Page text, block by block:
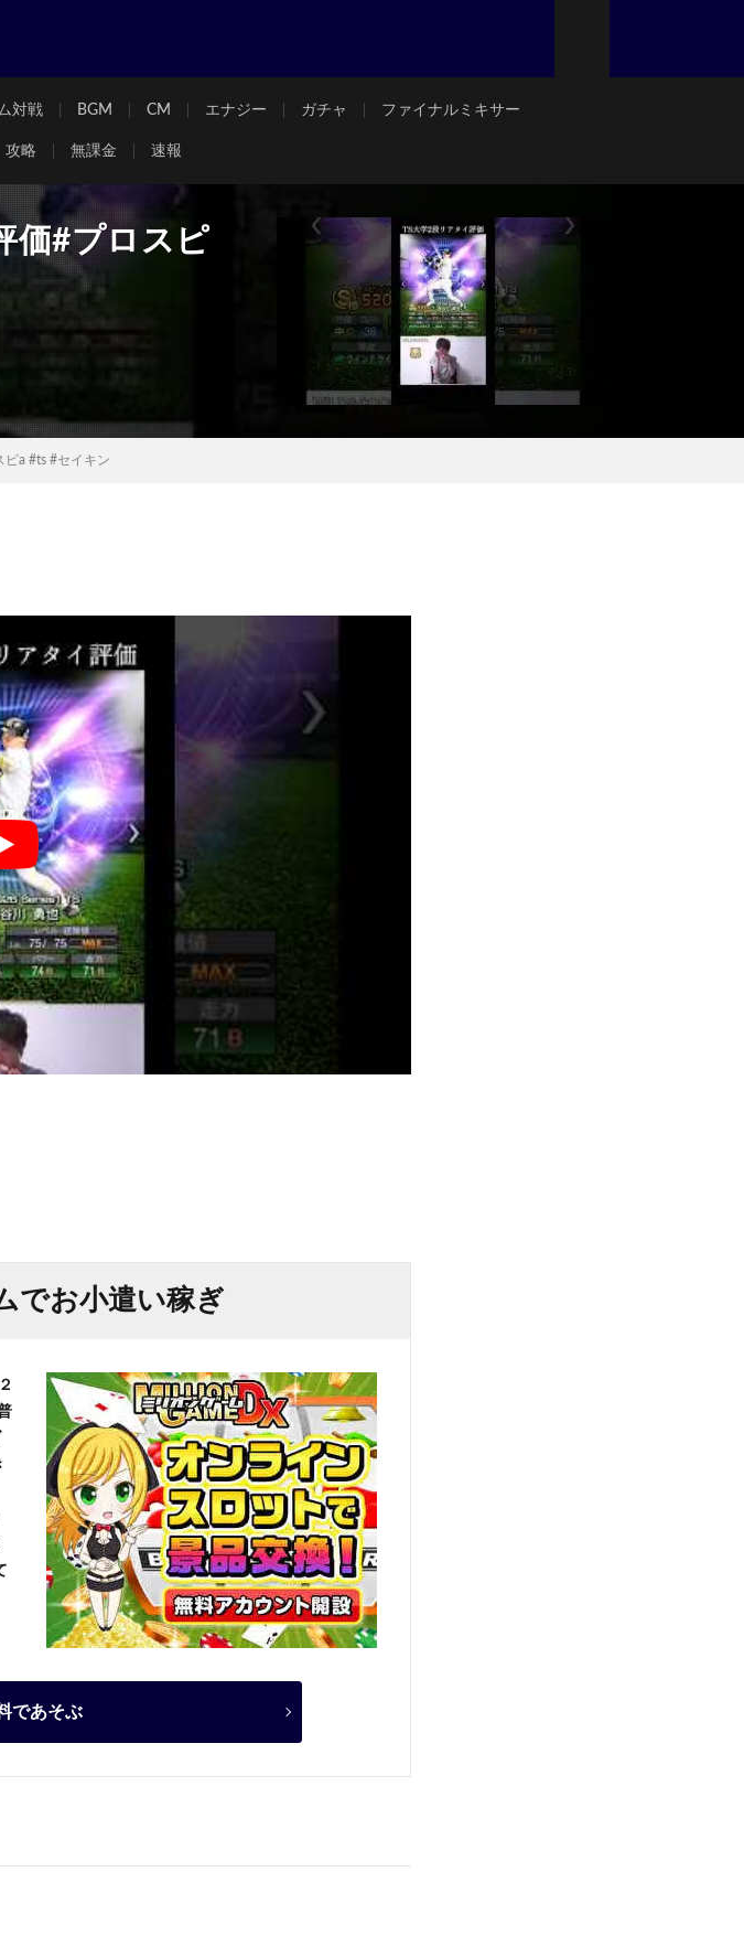
対戦 BGM CM エナジー ガチャ ファイナルミキサー
攻略 無課金 速報
価#プロスピ
ピa #ts #セイキン
でお小遣い稼ぎ
であそぶ